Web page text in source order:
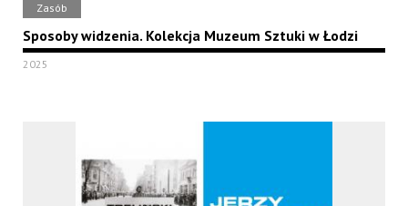
Zasób
Sposoby widzenia. Kolekcja Muzeum Sztuki w Łodzi
2025